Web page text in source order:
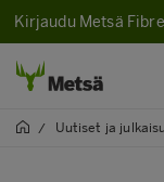
Kirjaudu Metsä
/ Uutiset ja